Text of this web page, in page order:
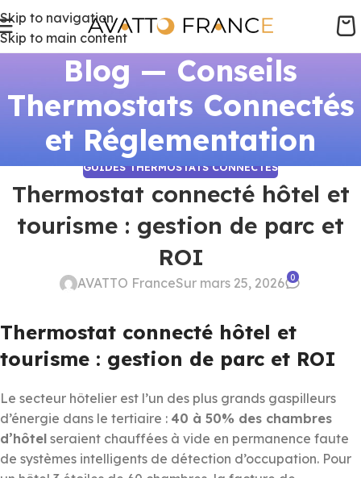
Skip to navigation
Skip to main content
Blog — Conseils
Thermostats Connectés
et Réglementation
GUIDES THERMOSTATS CONNECTÉS
Thermostat connecté hôtel et
tourisme : gestion de parc et
ROI
AVATTO FranceSur mars 25, 2026 0
Thermostat connecté hôtel et
tourisme : gestion de parc et ROI
Le secteur hôtelier est l’un des plus grands gaspilleurs
d’énergie dans le tertiaire : 40 à 50% des chambres
d’hôtel seraient chauffées à vide en permanence faute
de systèmes intelligents de détection d’occupation. Pour